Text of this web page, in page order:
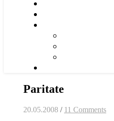
Paritate
20.05.2008 / 11 Comments